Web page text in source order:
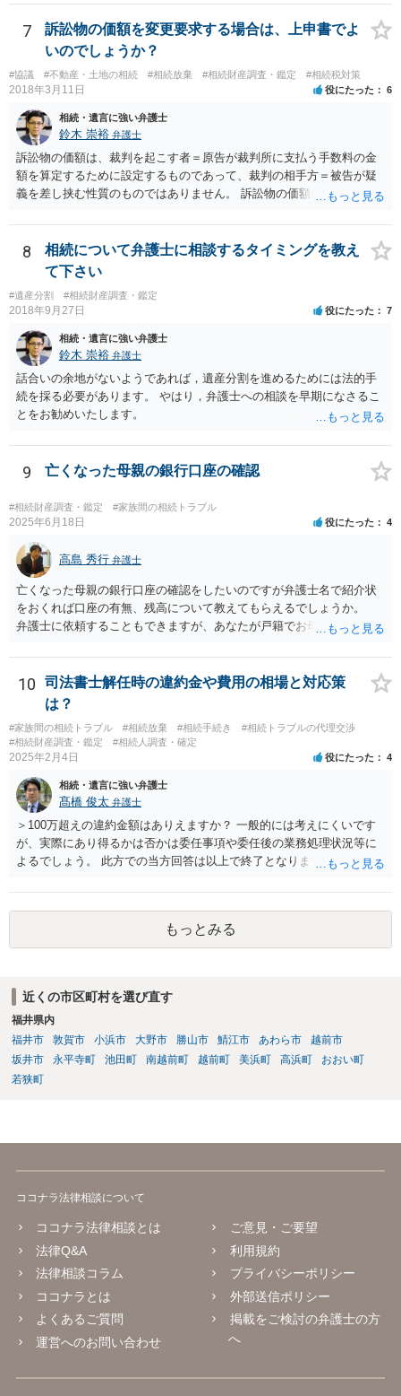
放棄するかどうか決めることができます。 銀行やサラ金が数年も放置
することはありませんので、数年後に借金が発見される可能性はほぼ
ありません。 なお、私が扱った相続放棄を検討していた案件で、期間
伸長して調査したところ、サラ金に対する過払金など相当な財産が見
つかったため相続したという事例がありました。
7
訴訟物の価額を変更要求する場合は、上申書でよ
いのでしょうか？
#協議 #不動産・土地の相続 #相続放棄 #相続財産調査・鑑定 #相続税対策
2018年3月11日 役にたった 6
相続・遺言に強い弁護士
鈴木 崇裕 弁護士
訴訟物の価額は、裁判を起こす者＝原告が裁判所に支払う手数料の金
額を算定するために設定するものであって、裁判の相手方＝被告が疑
義を差し挟む性質のものではありません。 訴訟物の価額自体が裁判の
したとしても、変更されることはありません。
8
相続について弁護士に相談するタイミングを教え
て下さい
#遺産分割 #相続財産調査・鑑定
2018年9月27日 役にたった 7
相続・遺言に強い弁護士
鈴木 崇裕 弁護士
話合いの余地がないようであれば，遺産分割を進めるためには法的手
続を採る必要があります。 やはり，弁護士への相談を早期になさるこ
とをお勧めいたします。
9 亡くなった母親の銀行口座の確認
#相続財産調査・鑑定 #家族間の相続トラブル
2025年6月18日 役にたった 4
高島 秀行 弁護士
亡くなった母親の銀行口座の確認をしたいのですが弁護士名で紹介状
をおくれば口座の有無、残高について教えてもらえるでしょうか。
弁護士に依頼することもできますが、あなたが戸籍でお母さんの相続
高は教えてくれると思います。 自分ではよくわからないということ
であれば、弁護士に相談し依頼されたら良いと思います。
10
司法書士解任時の違約金や費用の相場と対応策
は？
#家族間の相続トラブル #相続放棄 #相続手続き
#相続トラブルの代理交渉
#相続財産調査・鑑定
#相続人調査・確定
2025年2月4日 役にたった 4
相続・遺言に強い弁護士
髙橋 俊太 弁護士
＞100万超えの違約金額はありえますか？ 一般的には考えにくいです
が、実際にあり得るかは否かは委任事項や委任後の業務処理状況等に
よるでしょう。 此方での当方回答は以上で終了となりますが、参考に
もっとみる
近くの市区町村を選び直す
福井県内
福井市
敦賀市 小浜市 大野市 勝山市 鯖江市 あわら市
越前市
坂井市
永平寺町 池田町 南越前町 越前町 美浜町 高浜町
おおい町
若狭町
ココナラ法律相談について
ココナラ法律相談とは
法律Q&A
法律相談コラム
ココナラとは
よくあるご質問
運営へのお問い合わせ
ご意見・ご要望
利用規約
プライバシーポリシー
外部送信ポリシー
掲載をご検討の弁護士の方
へ